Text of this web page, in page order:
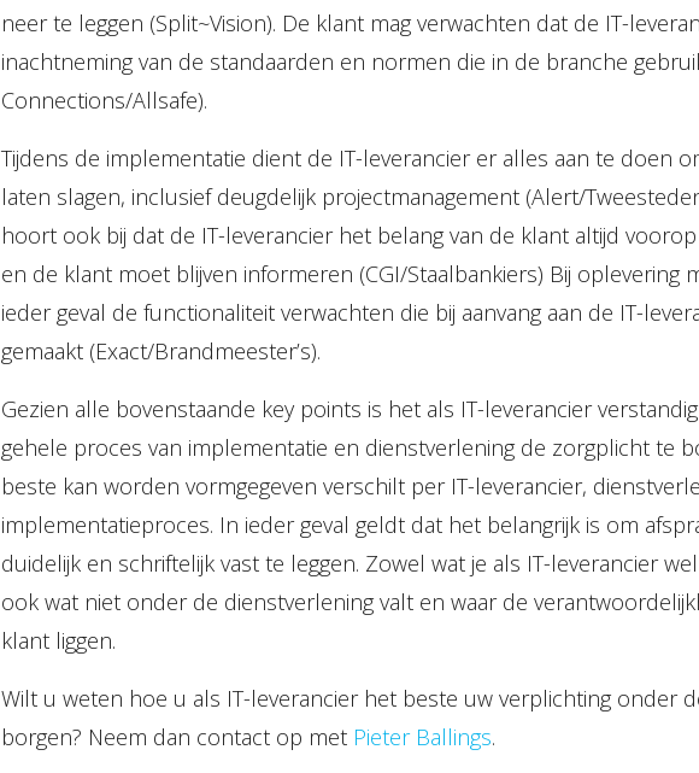
neer te leggen (Split~Vision). De klant mag verwachten dat de IT-
inachtneming van de standaarden en normen die in de branche
Connections/Allsafe).
Tijdens de implementatie dient de IT-leverancier er alles aan te doen
laten slagen, inclusief deugdelijk projectmanagement (Alert/
hoort ook bij dat de IT-leverancier het belang van de klant altijd
en de klant moet blijven informeren (CGI/Staalbankiers) Bij oplevering
ieder geval de functionaliteit verwachten die bij aanvang aan de IT-
gemaakt (Exact/Brandmeester’s).
Gezien alle bovenstaande key points is het als IT-leverancier
gehele proces van implementatie en dienstverlening de zorgplicht te
beste kan worden vormgegeven verschilt per IT-leverancier,
implementatieproces. In ieder geval geldt dat het belangrijk is om
duidelijk en schriftelijk vast te leggen. Zowel wat je als IT-leverancier
ook wat niet onder de dienstverlening valt en waar de
klant liggen.
Wilt u weten hoe u als IT-leverancier het beste uw verplichting onder
borgen? Neem dan contact op met Pieter Ballings.